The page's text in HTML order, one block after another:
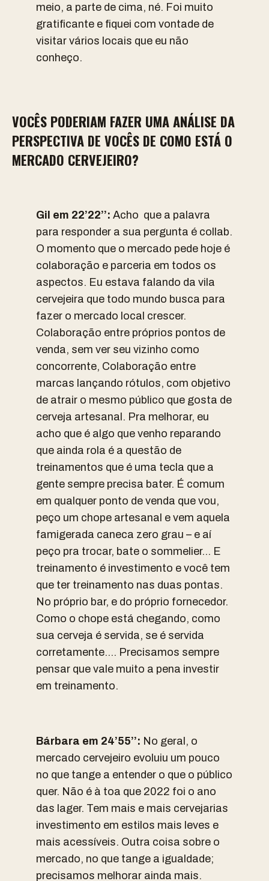
meio, a parte de cima, né. Foi muito
gratificante e fiquei com vontade de
visitar vários locais que eu não
conheço.
VOCÊS PODERIAM FAZER UMA ANÁLISE DA
PERSPECTIVA DE VOCÊS DE COMO ESTÁ O
MERCADO CERVEJEIRO?
Gil em 22’22’’: Acho que a palavra
para responder a sua pergunta é collab.
O momento que o mercado pede hoje é
colaboração e parceria em todos os
aspectos. Eu estava falando da vila
cervejeira que todo mundo busca para
fazer o mercado local crescer.
Colaboração entre próprios pontos de
venda, sem ver seu vizinho como
concorrente, Colaboração entre
marcas lançando rótulos, com objetivo
de atrair o mesmo público que gosta de
cerveja artesanal. Pra melhorar, eu
acho que é algo que venho reparando
que ainda rola é a questão de
treinamentos que é uma tecla que a
gente sempre precisa bater. É comum
em qualquer ponto de venda que vou,
peço um chope artesanal e vem aquela
famigerada caneca zero grau – e aí
peço pra trocar, bate o sommelier… E
treinamento é investimento e você tem
que ter treinamento nas duas pontas.
No próprio bar, e do próprio fornecedor.
Como o chope está chegando, como
sua cerveja é servida, se é servida
corretamente…. Precisamos sempre
pensar que vale muito a pena investir
em treinamento.
Bárbara em 24’55’’: No geral, o
mercado cervejeiro evoluiu um pouco
no que tange a entender o que o público
quer. Não é à toa que 2022 foi o ano
das lager. Tem mais e mais cervejarias
investimento em estilos mais leves e
mais acessíveis. Outra coisa sobre o
mercado, no que tange a igualdade;
precisamos melhorar ainda mais.